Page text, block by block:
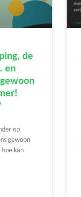
de
en
op
gewoon
kan